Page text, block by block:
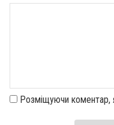
Розміщуючи коментар,